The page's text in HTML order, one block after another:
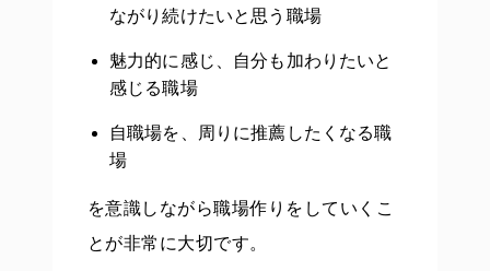
ながり続けたいと思う職場
魅力的に感じ、自分も加わりたいと
感じる職場
自職場を、周りに推薦したくなる職
場
を意識しながら職場作りをしていくこ
とが非常に大切です。